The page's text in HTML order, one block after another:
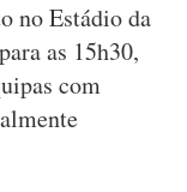
no Estádio da
as 15h30,
com